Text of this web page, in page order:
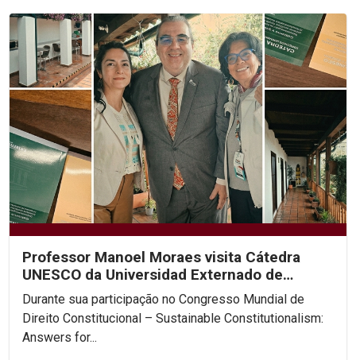
Professor Manoel Moraes visita Cátedra
UNESCO da Universidad Externado de
Colombia
Durante sua participação no Congresso Mundial de
Direito Constitucional – Sustainable Constitutionalism:
Answers for...